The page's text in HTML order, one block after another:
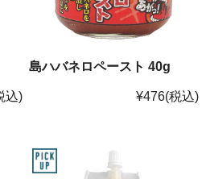
込)
島ハバネロペースト 40g
¥476(税込)